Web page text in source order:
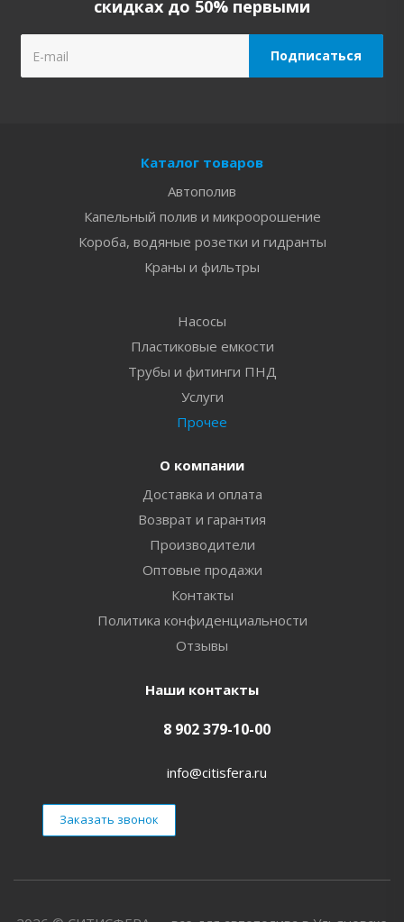
скидках до 50% первыми
Каталог товаров
Автополив
Капельный полив и микроорошение
Короба, водяные розетки и гидранты
Краны и фильтры
Насосы
Пластиковые емкости
Трубы и фитинги ПНД
Услуги
Прочее
О компании
Доставка и оплата
Возврат и гарантия
Производители
Оптовые продажи
Контакты
Политика конфиденциальности
Отзывы
Наши контакты
8 902 379-10-00
info@citisfera.ru
Заказать звонок